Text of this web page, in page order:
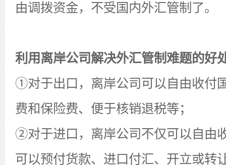
由调拨资金，不受国内外汇管制了。
利用离岸公司解决外汇管制难题的好
①对于出口，离岸公司可以自由收付
费和保险费、便于核销退税等；
②对于进口，离岸公司不仅可以自由
可以预付货款、进口付汇、开立或转